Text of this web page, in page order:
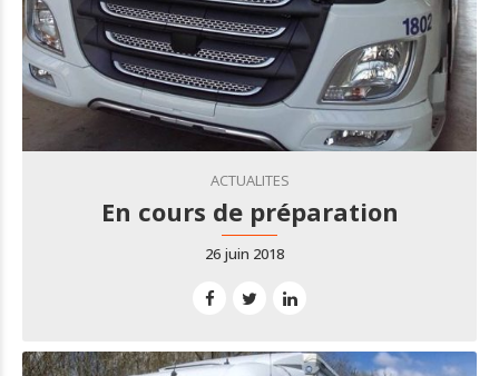
ACTUALITES
En cours de préparation
26 juin 2018